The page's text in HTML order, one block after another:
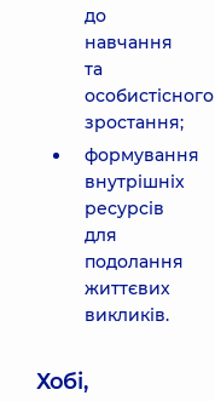
до
навчання
та
особистісного
зростання;
формування
внутрішніх
ресурсів
для
подолання
життєвих
викликів.
Хобі,